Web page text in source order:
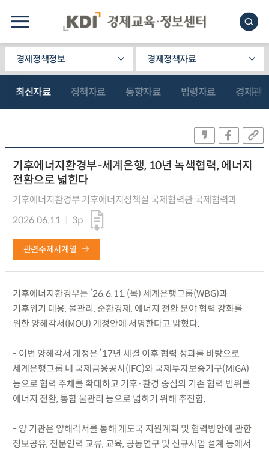
경제정책정보 경제정책자료
최신자료 정책자료 동향자료 법령자료 경제관
기후에너지환경부-세계은행, 10년 녹색협력, 에너지
전환으로 넓힌다
기후에너지환경부 기후에너지정책실 국제협력관 국제협력과
2026.06.11
3p
관련주제시계열
기후에너지환경부는 ’26.6.11.(목) 세계은행그룹(WBG)과
기후위기 대응, 물관리, 순환경제, 에너지 전환 분야 협력 강화를
위한 양해각서(MOU) 개정안에 서명한다고 밝혔다.
- 이번 양해각서 개정은 ’17년 체결 이후 협력 성과를 바탕으로
세계은행그룹 내 국제금융공사(IFC)와 국제투자보증기구(MIGA)
등으로 협력 주체를 확대하고 기후·환경 중심의 기존 협력 범위를
에너지 전환, 통합 물관리 등으로 넓히기 위해 추진함.
- 양 기관은 양해각서를 통해 개도국 지원계획 및 협력방안에 관한
정보공유, 전문인력 교류, 교육, 공동연구 및 신규사업 설계 등에서